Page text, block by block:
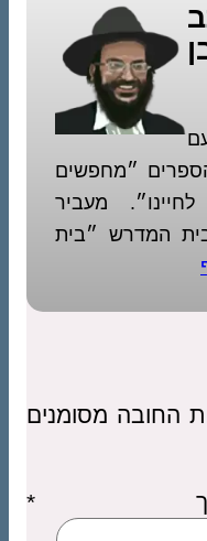
״מחפשים
מעביר
המדרש ״בית
החובה מסומנים
שלך*